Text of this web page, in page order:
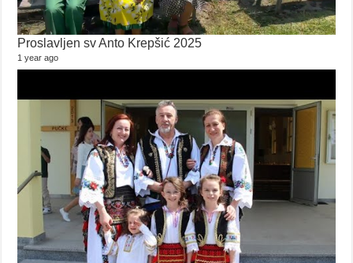
Proslavljen sv Anto Krepšić 2025
1 year ago